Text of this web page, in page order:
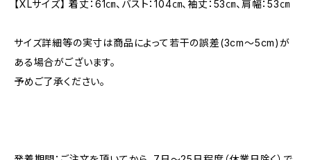
【XLサイズ】 着丈：61㎝、バスト：104㎝、袖丈：53㎝、肩幅：53㎝
サイズ詳細等の実寸は商品によって若干の誤差(3cm〜5cm)が
ある場合がございます。
予めご了承ください。